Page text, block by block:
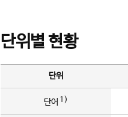
단위별 현황
단위
단어 1)